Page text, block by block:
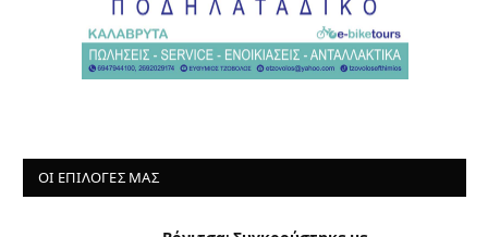
ΟΙ ΕΠΙΛΟΓΈΣ ΜΑΣ